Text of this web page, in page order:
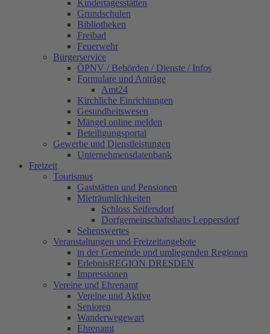
Kindertagesstätten
Grundschulen
Bibliotheken
Freibad
Feuerwehr
Bürgerservice
ÖPNV / Behörden / Dienste / Infos
Formulare und Anträge
Amt24
Kirchliche Einrichtungen
Gesundheitswesen
Mängel online melden
Beteiligungsportal
Gewerbe und Dienstleistungen
Unternehmensdatenbank
Freizeit
Tourismus
Gaststätten und Pensionen
Mieträumlichkeiten
Schloss Seifersdorf
Dorfgemeinschaftshaus Leppersdorf
Sehenswertes
Veranstaltungen und Freizeitangebote
in der Gemeinde und umliegenden Regionen
ErlebnisREGION DRESDEN
Impressionen
Vereine und Ehrenamt
Vereine und Aktive
Senioren
Wanderwegewart
Ehrenamt